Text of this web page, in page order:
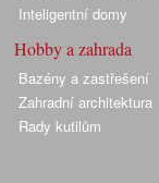
Inteligentní domy
Hobby a zahrada
Bazény a zastřešení
Zahradní architektura
Rady kutilům